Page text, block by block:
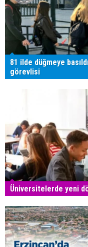
81 ilde düğmeye
görevlisi
Üniversitelerde yeni